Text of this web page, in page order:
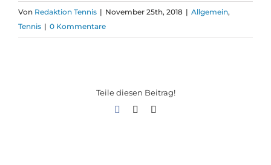
Von Redaktion Tennis | November 25th, 2018 | Allgemein,
Tennis | 0 Kommentare
Teile diesen Beitrag!
Facebook